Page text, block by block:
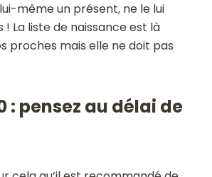
même un présent, ne le lui
La liste de naissance est là
proches mais elle ne doit pas
: pensez au délai de